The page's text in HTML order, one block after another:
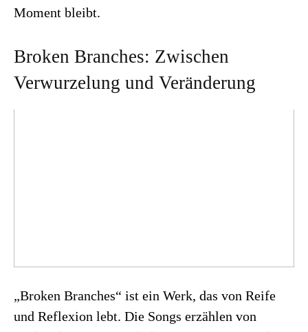
Moment bleibt.
Broken Branches: Zwischen
Verwurzelung und Veränderung
„Broken Branches“ ist ein Werk, das von Reife
und Reflexion lebt. Die Songs erzählen von